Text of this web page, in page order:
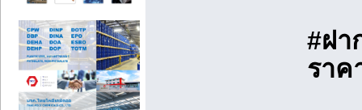
#ฝา
ราค